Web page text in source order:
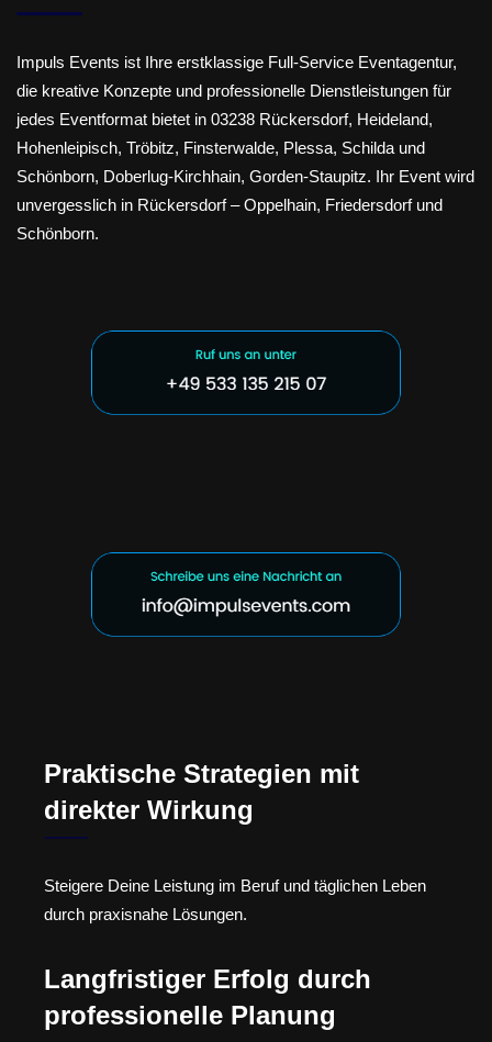
Impuls Events ist Ihre erstklassige Full-Service Eventagentur,
die kreative Konzepte und professionelle Dienstleistungen für
jedes Eventformat bietet in 03238 Rückersdorf, Heideland,
Hohenleipisch, Tröbitz, Finsterwalde, Plessa, Schilda und
Schönborn, Doberlug-Kirchhain, Gorden-Staupitz. Ihr Event wird
unvergesslich in Rückersdorf – Oppelhain, Friedersdorf und
Schönborn.
Praktische Strategien mit
direkter Wirkung
Steigere Deine Leistung im Beruf und täglichen Leben
durch praxisnahe Lösungen.
Langfristiger Erfolg durch
professionelle Planung